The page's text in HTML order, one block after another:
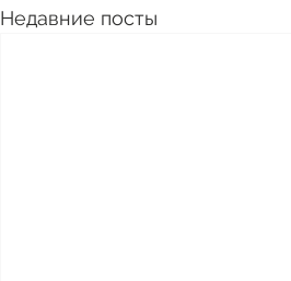
Недавние посты